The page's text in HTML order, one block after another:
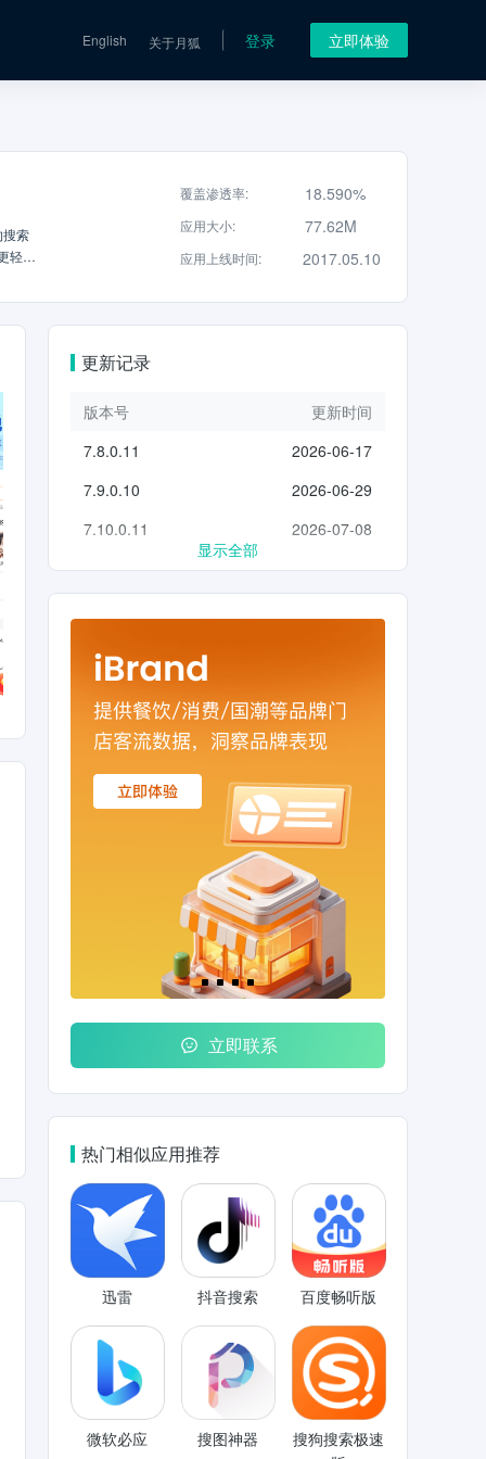
English 关于月狐 登录 立即体验
搜索
轻
覆盖渗透率: 18.590%
应用大小: 77.62M
应用上线时间: 2017.05.10
更新记录
版本号
更新时间
7.8.0.11
2026-06-17
7.9.0.10
2026-06-29
7.10.0.11
2026-07-08
显示全部
立即联系
热门相似应用推荐
迅雷 抖音搜索 百度畅听版
微软必应 搜图神器
搜狗搜索极速